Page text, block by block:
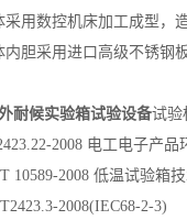
采用数控机床加工成型，
内胆采用进口高级不锈钢
耐候实验箱试验设备试验
2008 电工电子产
10589-2008 低温试验箱
2008(IEC68-2-3)